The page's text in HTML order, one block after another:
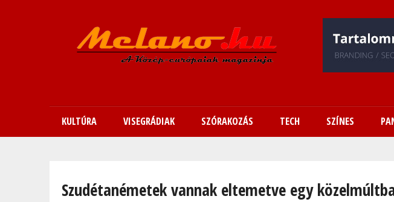
KULTÚRA VISEGRÁDIAK SZÓRAKOZÁS TECH SZÍNES
Szudétanémetek vannak eltemetve egy